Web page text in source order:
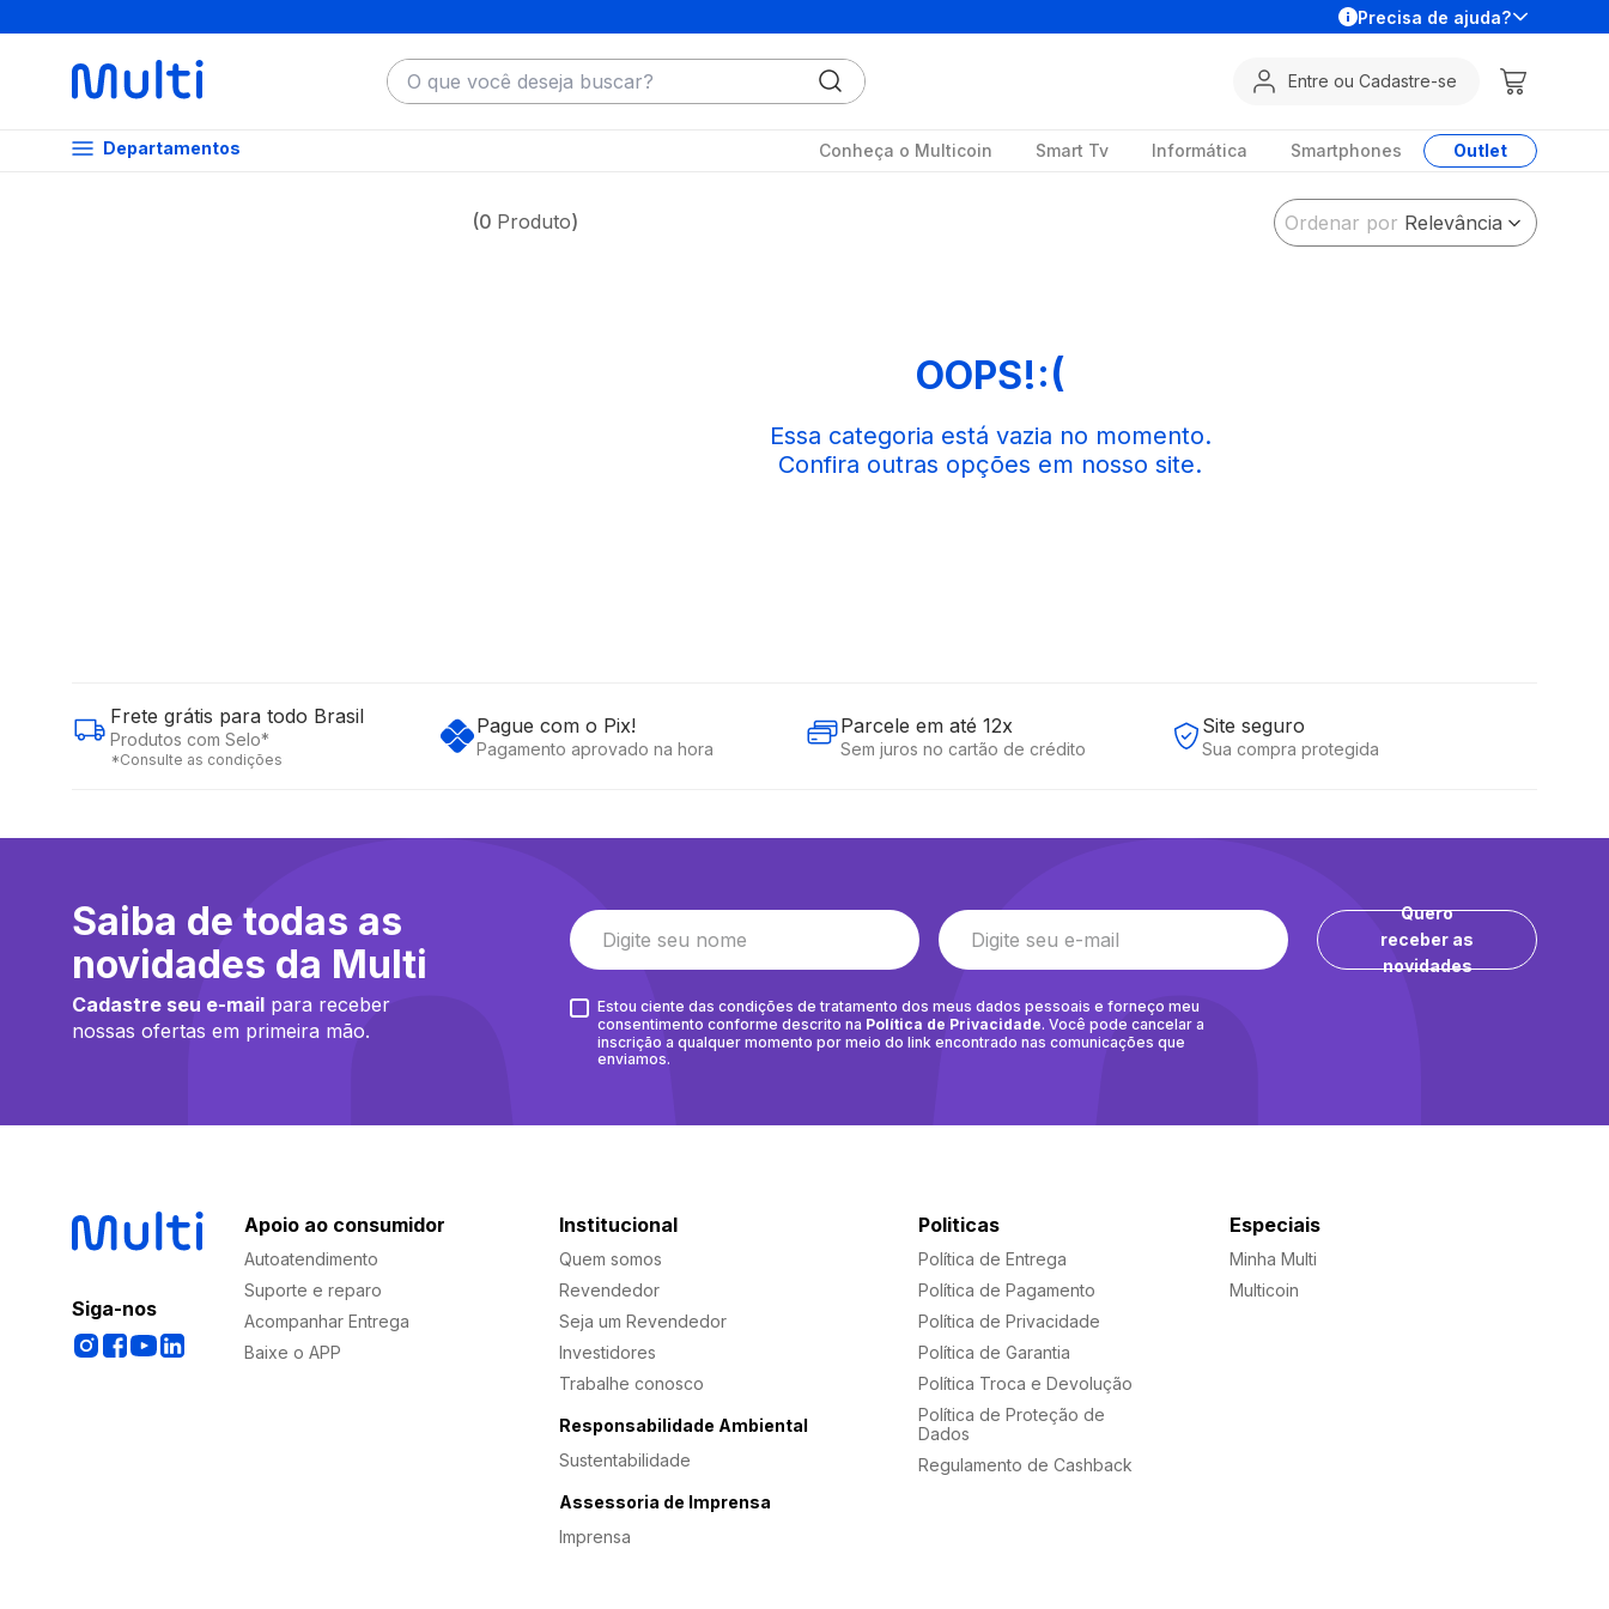
Precisa de ajuda?
O que você deseja buscar?
Entre ou Cadastre-se
Departamentos Conheça o Multicoin Smart Tv Informática Smartphones Outlet
0 Produto Ordenar por Relevância
OOPS!
Frete grátis para todo Brasil
Produtos com Selo*
*Consulte as condições
Pague com o Pix!
Pagamento aprovado na hora
Parcele em até 12x
Sem juros no cartão de crédito
Site seguro
Sua compra protegida
Saiba de todas as
novidades da Multi
Cadastre seu e-mail para receber
nossas ofertas em primeira mão.
Quero
receber as
novidades
Estou ciente das condições de tratamento dos meus dados pessoais e forneço meu
consentimento conforme descrito na Política de Privacidade. Você pode cancelar a
inscrição a qualquer momento por meio do link encontrado nas comunicações que
enviamos.
Siga-nos
Apoio ao consumidor
Autoatendimento
Suporte e reparo
Acompanhar Entrega
Baixe o APP
Institucional
Quem somos
Revendedor
Seja um Revendedor
Investidores
Trabalhe conosco
Responsabilidade Ambiental
Sustentabilidade
Assessoria de Imprensa
Imprensa
Politicas
Política de Entrega
Política de Pagamento
Política de Privacidade
Política de Garantia
Política Troca e Devolução
Política de Proteção de
Dados
Regulamento de Cashback
Especiais
Minha Multi
Multicoin